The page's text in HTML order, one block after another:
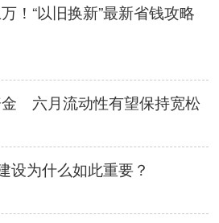
！“以旧换新”最新省钱攻略
六月流动性有望保持宽松
设为什么如此重要？